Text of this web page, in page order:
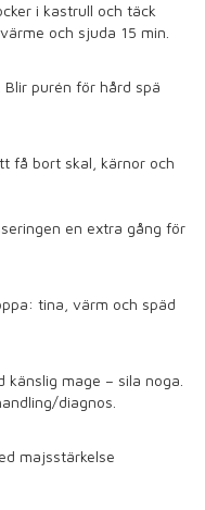
i kastrull och täck
och sjuda 15 min.
purén för hård spä
få bort skal, kärnor och
en extra gång för
tina, värm och späd
mage – sila noga.
diagnos.
majsstärkelse